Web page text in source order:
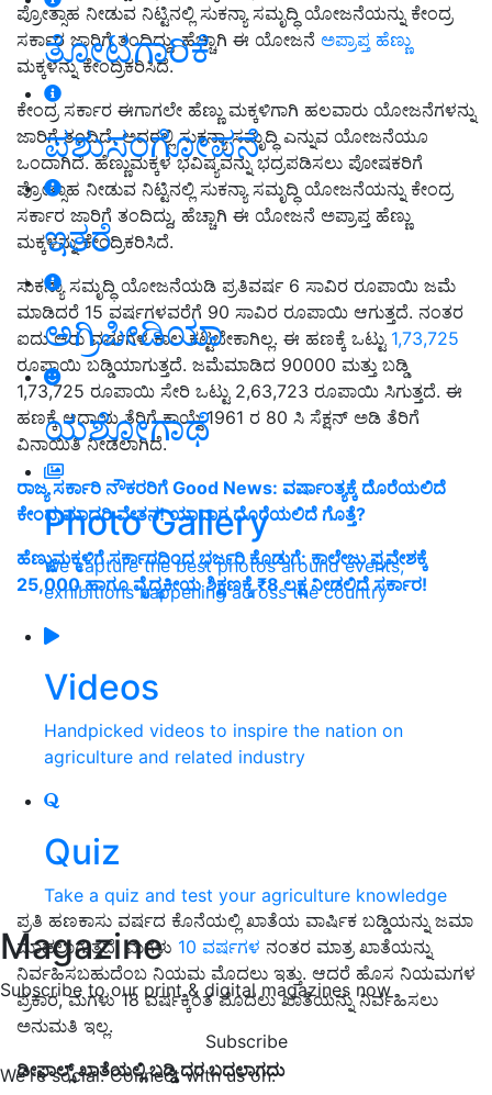
ತೋಟಗಾರಿಕೆ
ಪಶುಸಂಗೋಪನೆ
ಇತರೆ
ಅಗ್ರಿಪೀಡಿಯಾ
ಯಶೋಗಾಥೆ
Photo Gallery
We capture the best photos around events,
exhibitions happening across the country
Videos
Handpicked videos to inspire the nation on
agriculture and related industry
Quiz
Take a quiz and test your agriculture knowledge
Magazine
Subscribe to our print & digital magazines now
Subscribe
We're social. Connect with us on:
ಪ್ರೋತ್ಸಾಹ ನೀಡುವ ನಿಟ್ಟಿನಲ್ಲಿ ಸುಕನ್ಯಾ ಸಮೃದ್ಧಿ ಯೋಜನೆಯನ್ನು ಕೇಂದ್ರ
ಸರ್ಕಾರ ಜಾರಿಗೆ ತಂದಿದ್ದು, ಹೆಚ್ಚಾಗಿ ಈ ಯೋಜನೆ ಅಪ್ರಾಪ್ತ ಹೆಣ್ಣು
ಮಕ್ಕಳನ್ನು ಕೇಂದ್ರಿಕರಿಸಿದೆ.
ಕೇಂದ್ರ ಸರ್ಕಾರ ಈಗಾಗಲೇ ಹೆಣ್ಣು ಮಕ್ಕಳಿಗಾಗಿ ಹಲವಾರು ಯೋಜನೆಗಳನ್ನು
ಜಾರಿಗೆ ತಂದಿದೆ. ಅದರಲ್ಲಿ ಸುಕನ್ಯಾ ಸಮೃದ್ಧಿ ಎನ್ನುವ ಯೋಜನೆಯೂ
ಒಂದಾಗಿದೆ. ಹೆಣ್ಣುಮಕ್ಕಳ ಭವಿಷ್ಯವನ್ನು ಭದ್ರಪಡಿಸಲು ಪೋಷಕರಿಗೆ
ಪ್ರೋತ್ಸಾಹ ನೀಡುವ ನಿಟ್ಟಿನಲ್ಲಿ ಸುಕನ್ಯಾ ಸಮೃದ್ಧಿ ಯೋಜನೆಯನ್ನು ಕೇಂದ್ರ
ಸರ್ಕಾರ ಜಾರಿಗೆ ತಂದಿದ್ದು, ಹೆಚ್ಚಾಗಿ ಈ ಯೋಜನೆ ಅಪ್ರಾಪ್ತ ಹೆಣ್ಣು
ಮಕ್ಕಳನ್ನು ಕೇಂದ್ರಿಕರಿಸಿದೆ.
ಸುಕನ್ಯಾ ಸಮೃದ್ಧಿ ಯೋಜನೆಯಡಿ ಪ್ರತಿವರ್ಷ 6 ಸಾವಿರ ರೂಪಾಯಿ ಜಮೆ
ಮಾಡಿದರೆ 15 ವರ್ಷಗಳವರೆಗೆ 90 ಸಾವಿರ ರೂಪಾಯಿ ಆಗುತ್ತದೆ. ನಂತರ
ಐದು ಆರು ವರ್ಷಗಳ ಕಾಲ ಕಟ್ಟಬೇಕಾಗಿಲ್ಲ. ಈ ಹಣಕ್ಕೆ ಒಟ್ಟು1,73,725
ರೂಪಾಯಿ ಬಡ್ಡಿಯಾಗುತ್ತದೆ. ಜಮೆಮಾಡಿದ 90000 ಮತ್ತು ಬಡ್ಡಿ
1,73,725 ರೂಪಾಯಿ ಸೇರಿ ಒಟ್ಟು 2,63,723 ರೂಪಾಯಿ ಸಿಗುತ್ತದೆ. ಈ
ಹಣಕ್ಕೆ ಆದಾಯ ತೆರಿಗೆ ಕಾಯ್ದೆ 1961 ರ 80 ಸಿ ಸೆಕ್ಷನ್ ಅಡಿ ತೆರಿಗೆ
ವಿನಾಯಿತಿ ನೀಡಲಾಗಿದೆ.
ರಾಜ್ಯ ಸರ್ಕಾರಿ ನೌಕರರಿಗೆ Good News: ವರ್ಷಾಂತ್ಯಕ್ಕೆ ದೊರೆಯಲಿದೆ
ಕೇಂದ್ರ ಮಾದರಿ ವೇತನ! ಯಾವಾಗ ದೊರೆಯಲಿದೆ ಗೊತ್ತೆ?
ಹೆಣ್ಣುಮಕ್ಕಳಿಗೆ ಸರ್ಕಾರದಿಂದ ಭರ್ಜರಿ ಕೊಡುಗೆ: ಕಾಲೇಜು ಪ್ರವೇಶಕ್ಕೆ
25,000 ಹಾಗೂ ವೈದ್ಯಕೀಯ ಶಿಕ್ಷಣಕ್ಕೆ ₹8 ಲಕ್ಷ ನೀಡಲಿದೆ ಸರ್ಕಾರ!
ಪ್ರತಿ ಹಣಕಾಸು ವರ್ಷದ ಕೊನೆಯಲ್ಲಿ ಖಾತೆಯ ವಾರ್ಷಿಕ ಬಡ್ಡಿಯನ್ನು ಜಮಾ
ಮಾಡಲಾಗುತ್ತದೆ. ಮಗಳು 10 ವರ್ಷಗಳ ನಂತರ ಮಾತ್ರ ಖಾತೆಯನ್ನು
ನಿರ್ವಹಿಸಬಹುದೆಂಬ ನಿಯಮ ಮೊದಲು ಇತ್ತು. ಆದರೆ ಹೊಸ ನಿಯಮಗಳ
ಪ್ರಕಾರ, ಮಗಳು 18 ವರ್ಷಕ್ಕಿಂತ ಮೊದಲು ಖಾತೆಯನ್ನು ನಿರ್ವಹಿಸಲು
ಅನುಮತಿ ಇಲ್ಲ.
ಡೀಫಾಲ್ಸ್ ಖಾತೆಯಲ್ಲಿ ಬಡ್ಡಿ ದರ ಬದಲಾಗದು